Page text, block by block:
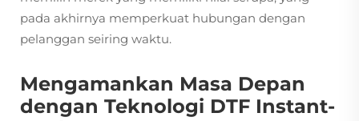
pada akhirnya memperkuat hubungan dengan
pelanggan seiring waktu.
Mengamankan Masa Depan
dengan Teknologi DTF Instant-